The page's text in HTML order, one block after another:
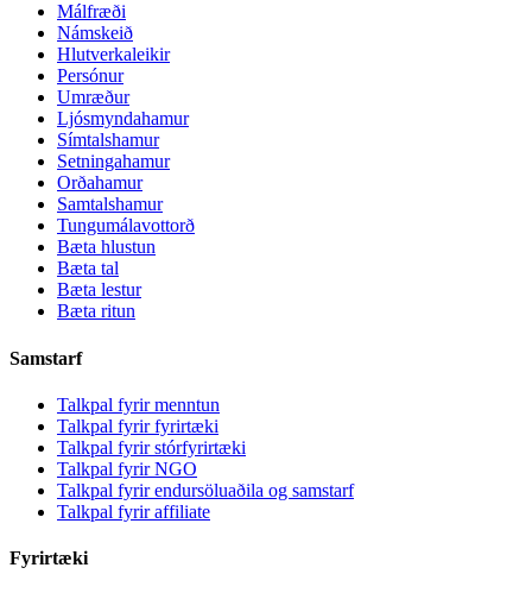
Málfræði
Námskeið
Hlutverkaleikir
Persónur
Umræður
Ljósmyndahamur
Símtalshamur
Setningahamur
Orðahamur
Samtalshamur
Tungumálavottorð
Bæta hlustun
Bæta tal
Bæta lestur
Bæta ritun
Samstarf
Talkpal fyrir menntun
Talkpal fyrir fyrirtæki
Talkpal fyrir stórfyrirtæki
Talkpal fyrir NGO
Talkpal fyrir endursöluaðila og samstarf
Talkpal fyrir affiliate
Fyrirtæki